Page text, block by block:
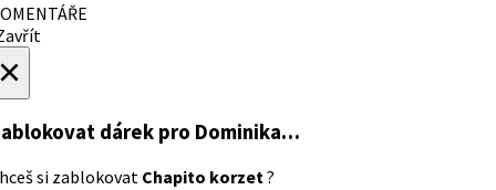
dárek pro Dominika…
si zablokovat Chapito korzet?